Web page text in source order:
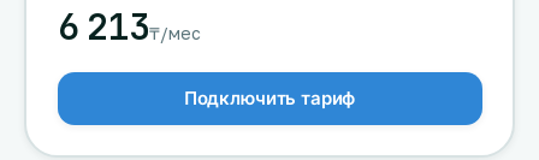
6 213₸/мес
Подключить тариф